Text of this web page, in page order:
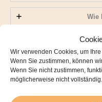
Wir verwenden Cookies, um
Wenn Sie zustimmen, können
Wenn Sie nicht zustimmen,
möglicherweise nicht vollständig.
Wie
Für welche Formate
Sind die